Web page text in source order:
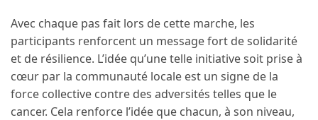
Avec chaque pas fait lors de cette marche, les
participants renforcent un message fort de solidarité
et de résilience. L’idée qu’une telle initiative soit prise à
cœur par la communauté locale est un signe de la
force collective contre des adversités telles que le
cancer. Cela renforce l’idée que chacun, à son niveau,